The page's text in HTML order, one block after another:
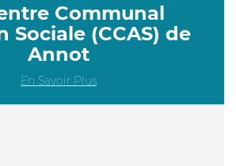
Communal
Sociale (CCAS) de
Annot
En Savoir Plus